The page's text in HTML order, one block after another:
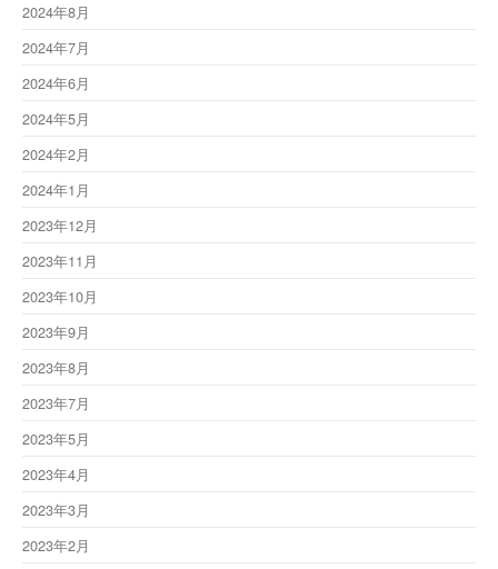
2024年8月
2024年7月
2024年6月
2024年5月
2024年2月
2024年1月
2023年12月
2023年11月
2023年10月
2023年9月
2023年8月
2023年7月
2023年5月
2023年4月
2023年3月
2023年2月